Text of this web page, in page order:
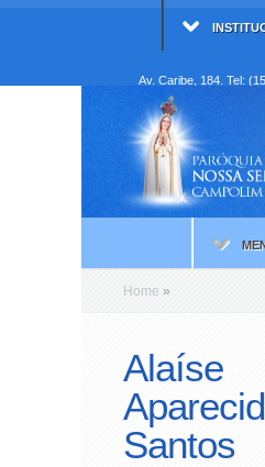
Av. Caribe, 184. Tel:
Home »
Alaíse
Santos